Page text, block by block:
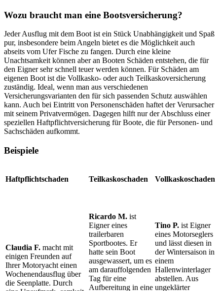
Wozu braucht man eine Bootsversicherung?
Jeder Ausflug mit dem Boot ist ein Stück Unabhängigkeit und Spaß
pur, insbesondere beim Angeln bietet es die Möglichkeit auch
abseits vom Ufer Fische zu fangen. Durch eine kleine
Unachtsamkeit können aber an Booten Schäden entstehen, die für
den Eigner sehr schnell teuer werden können. Für Schäden am
eigenen Boot ist die Vollkasko- oder auch Teilkaskoversicherung
zuständig. Ideal, wenn man aus verschiedenen
Versicherungsvarianten den für sich passenden Schutz auswählen
kann. Auch bei Eintritt von Personenschäden haftet der Verursacher
mit seinem Privatvermögen. Dagegen hilft nur der Abschluss einer
speziellen Haftpflichtversicherung für Boote, die für Personen- und
Sachschäden aufkommt.
Beispiele
Haftpflichtschaden Teilkaskoschaden Vollkaskoschaden
Claudia F. macht mit
einigen Freunden auf
Ihrer Motoryacht einen
Wochenendausflug über
die Seenplatte. Durch
Ricardo M. ist
Eigner eines
trailerbaren
Sportbootes. Er
hatte sein Boot
ausgewassert, um es
am darauffolgenden
Tag für eine
Aufbereitung in eine
Tino P. ist Eigner
eines Motorseglers
und lässt diesen in
der Wintersaison in
einem
Hallenwinterlager
abstellen. Aus
ungeklärter